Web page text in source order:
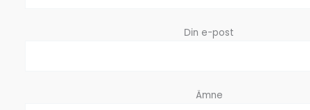
Din e-post
Ämne